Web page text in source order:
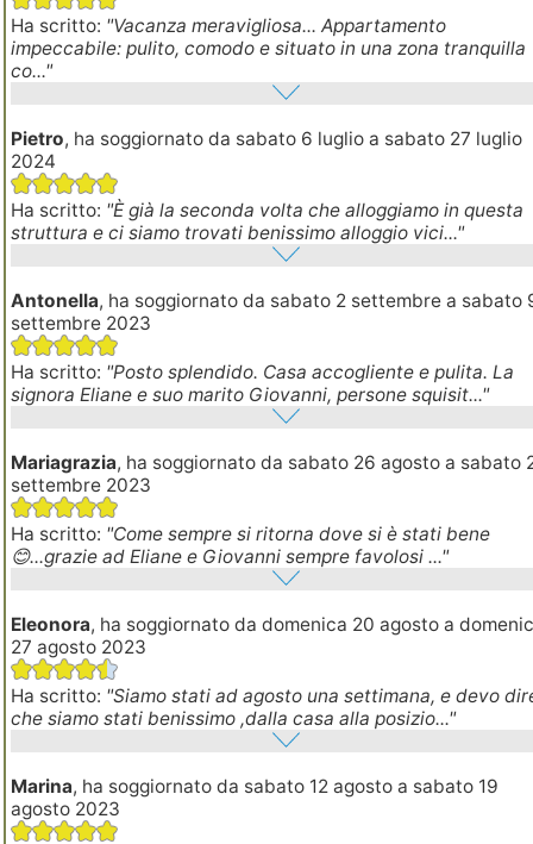
Ha scritto: "Vacanza meravigliosa... Appartamento
impeccabile: pulito, comodo e situato in una zona tranquilla
co..."
Pietro, ha soggiornato da sabato 6 luglio a sabato 27 luglio
2024
Ha scritto: "È già la seconda volta che alloggiamo in questa
struttura e ci siamo trovati benissimo alloggio vici..."
Antonella, ha soggiornato da sabato 2 settembre a sabato
settembre 2023
Ha scritto: "Posto splendido. Casa accogliente e pulita. La
signora Eliane e suo marito Giovanni, persone squisit..."
Mariagrazia, ha soggiornato da sabato 26 agosto a sabato
settembre 2023
Ha scritto: "Come sempre si ritorna dove si è stati bene
😊...grazie ad Eliane e Giovanni sempre favolosi ..."
Eleonora, ha soggiornato da domenica 20 agosto a
27 agosto 2023
Ha scritto: "Siamo stati ad agosto una settimana, e devo
che siamo stati benissimo ,dalla casa alla posizio..."
Marina, ha soggiornato da sabato 12 agosto a sabato 19
agosto 2023